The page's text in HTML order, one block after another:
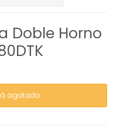
Doble Horno
agotado.